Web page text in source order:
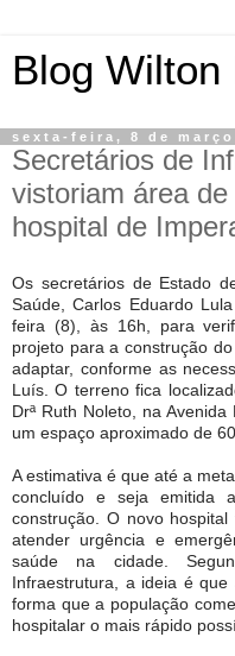
Blog Wilton
sexta-feira, 8 de março
Secretários de
vistoriam área
hospital de
Os secretários de Estado
Saúde, Carlos Eduardo
feira (8), às 16h, para
projeto para a construção
adaptar, conforme as
Luís. O terreno fica
Drª Ruth Noleto, na
um espaço aproximado de
A estimativa é que até a
concluído e seja emitida
construção. O novo
atender urgência e
saúde na cidade.
Infraestrutura, a ideia é
forma que a população
hospitalar o mais rápido